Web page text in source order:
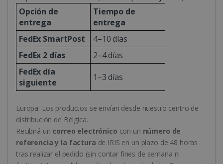
Opción de
entrega
Tiempo de
entrega
FedEx SmartPost
4–10 días
FedEx 2 días
2–4 días
FedEx día
siguiente
1–3 días
Europa: Los productos se envían desde nuestro centro de
distribución de Bélgica.
Recibirá un correo electrónico con un número de
referencia y la factura de IRIS en un plazo de 48 horas
tras realizar el pedido (sin contar fines de semana ni
_fbp
Inc.
optiMonkClient www.irislink.com